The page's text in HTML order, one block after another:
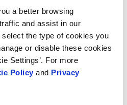
a better browsing
and assist in our
the type of cookies you
or disable these cookies
Settings’. For more
Policy and Privacy